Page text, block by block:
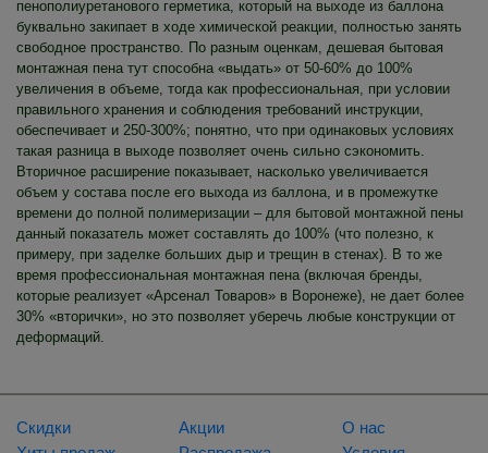
пенополиуретанового герметика, который на выходе из баллона
буквально закипает в ходе химической реакции, полностью занять
свободное пространство. По разным оценкам, дешевая бытовая
монтажная пена тут способна «выдать» от 50-60% до 100%
увеличения в объеме, тогда как профессиональная, при условии
правильного хранения и соблюдения требований инструкции,
обеспечивает и 250-300%; понятно, что при одинаковых условиях
такая разница в выходе позволяет очень сильно сэкономить.
Вторичное расширение показывает, насколько увеличивается
объем у состава после его выхода из баллона, и в промежутке
времени до полной полимеризации – для бытовой монтажной пены
данный показатель может составлять до 100% (что полезно, к
примеру, при заделке больших дыр и трещин в стенах). В то же
время профессиональная монтажная пена (включая бренды,
которые реализует «Арсенал Товаров» в Воронеже), не дает более
30% «вторички», но это позволяет уберечь любые конструкции от
деформаций.
Скидки
Акции
О нас